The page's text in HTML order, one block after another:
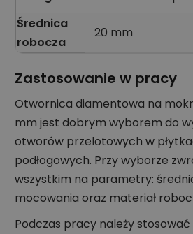
Średnica
robocza
20 mm
Zastosowanie w pracy
Otwornica diamentowa na
mm jest dobrym wyborem do
otworów przelotowych w
podłogowych. Przy wyborze
wszystkim na parametry:
mocowania oraz materiał
Podczas pracy należy stosować